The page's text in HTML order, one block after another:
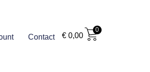
Contact €0,00
0